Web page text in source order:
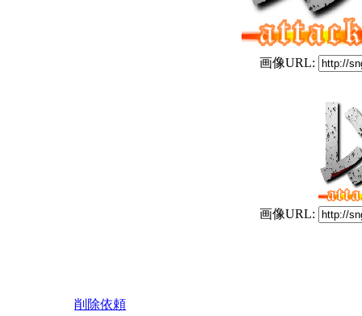
画像URL:
画像URL:
削除依頼